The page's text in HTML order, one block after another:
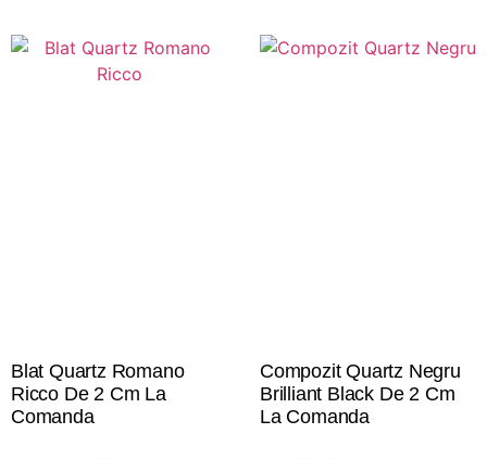
Blat Quartz Romano
Ricco De 2 Cm La
Comanda
Compozit Quartz Negru
Brilliant Black De 2 Cm
La Comanda